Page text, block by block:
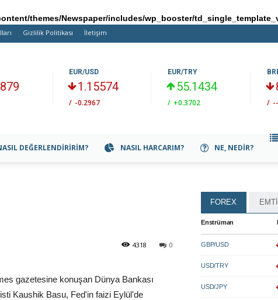
themes/Newspaper/includes/wp_booster/
Gizlilik Politikası İletişim
EUR/USD
1.15574
/ -0.2967
EUR/TRY
55.1434
/ +0.3702 /
DEĞERLENDIRIRIM? NASIL HARCARIM? NE, NEDIR?
0
4318
gazetesine konuşan Dünya Bankası
Kaushik Basu, Fed'in faizi Eylül'de
FOREX
Enstrüman
GBP/USD
USD/TRY
USD/JPY